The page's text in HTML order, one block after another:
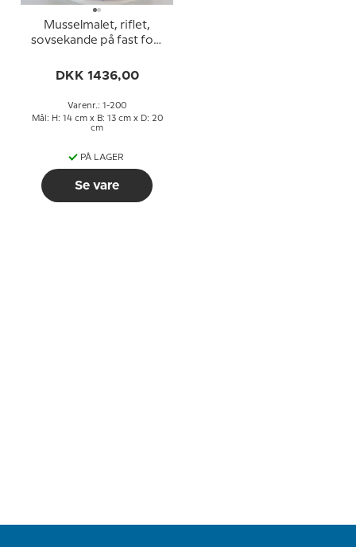
Musselmalet, riflet,
sovsekande på fast fod,
200
DKK 1436,00
Varenr.: 1-200
Mål: H: 14 cm x B: 13 cm x D: 20
cm
PÅ LAGER
Se vare